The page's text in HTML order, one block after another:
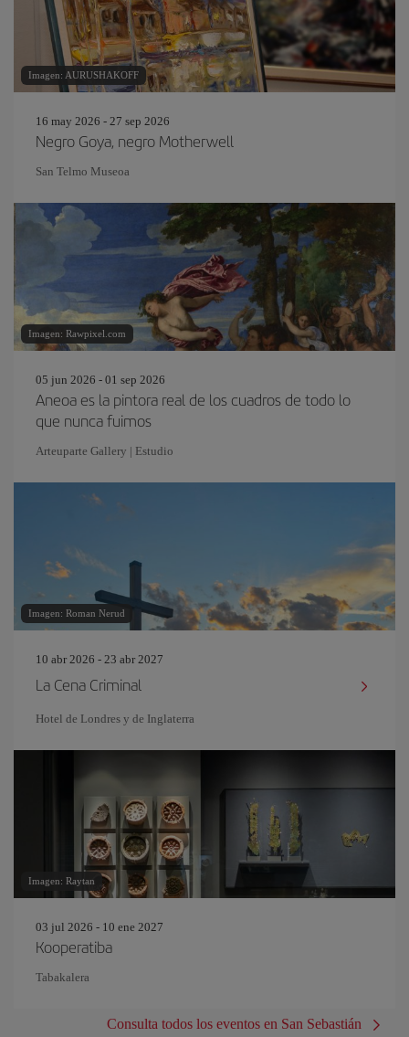
Imagen: AURUSHAKOFF
16 may 2026 - 27 sep 2026
Negro Goya, negro Motherwell
San Telmo Museoa
Imagen: Rawpixel.com
05 jun 2026 - 01 sep 2026
Aneoa es la pintora real de los cuadros de todo lo
que nunca fuimos
Arteuparte Gallery | Estudio
Imagen: Roman Nerud
10 abr 2026 - 23 abr 2027
La Cena Criminal
Hotel de Londres y de Inglaterra
Imagen: Raytan
03 jul 2026 - 10 ene 2027
Kooperatiba
Tabakalera
Consulta todos los eventos en San Sebastián